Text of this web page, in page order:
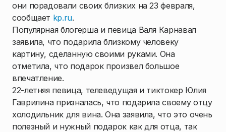
они порадовали своих близких на 23 февраля,
сообщает kp.ru.
Популярная блогерша и певица Валя Карнавал
заявила, что подарила близкому человеку
картину, сделанную своими руками. Она
отметила, что подарок произвел большое
впечатление.
22-летняя певица, телеведущая и тиктокер Юлия
Гаврилина призналась, что подарила своему отцу
холодильник для вина. Она заявила, что это очень
полезный и нужный подарок как для отца, так